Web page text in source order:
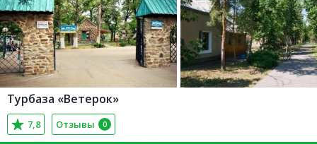
Турбаза «Ветерок»
7,8 Отзывы 0